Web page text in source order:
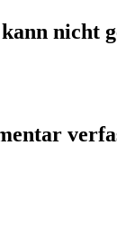
nicht